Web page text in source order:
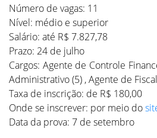
Número de vagas: 11
Nível: médio e superior
Salário: até R$ 7.827,78
Prazo: 24 de julho
Cargos: Agente de Controle
Administrativo (5) , Agente de
Taxa de inscrição: de R$ 180,00
Onde se inscrever: por meio do
Data da prova: 7 de setembro